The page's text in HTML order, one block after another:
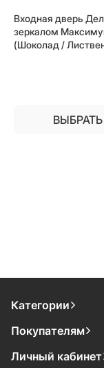
Входная дверь
зеркалом
(Шоколад /
ВЫБРАТЬ
Категории
Покупателям
Личный кабинет